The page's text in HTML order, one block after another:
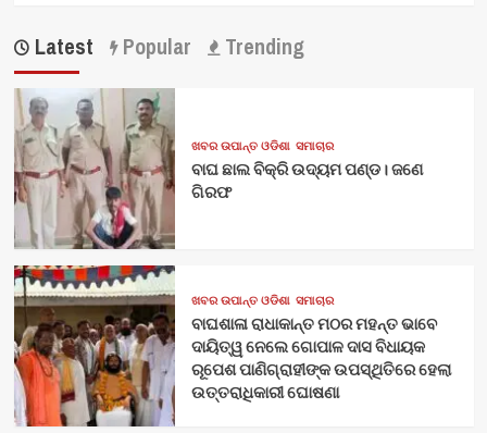
Latest Popular Trending
ଖବର ଉପାନ୍ତ ଓଡିଶା ସମାଚାର
ବାଘ ଛାଲ ବିକ୍ରି ଉଦ୍ୟମ ପଣ୍ଡ। ଜଣେ
ଗିରଫ
ଖବର ଉପାନ୍ତ ଓଡିଶା ସମାଚାର
ବାଘଶାଳା ରାଧାକାନ୍ତ ମଠର ମହନ୍ତ ଭାବେ
ଦାୟିତ୍ୱ ନେଲେ ଗୋପାଳ ଦାସ ବିଧାୟକ
ରୂପେଶ ପାଣିଗ୍ରାହୀଙ୍କ ଉପସ୍ଥିତିରେ ହେଲା
ଉତ୍ତରାଧିକାରୀ ଘୋଷଣା